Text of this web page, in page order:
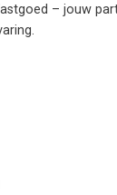
– jouw